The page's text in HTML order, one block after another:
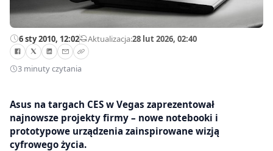
6 sty 2010, 12:02—Aktualizacja:28 lut 2026, 02:40
3 minuty czytania
Asus na targach CES w Vegas zaprezentował
najnowsze projekty firmy – nowe notebooki i
prototypowe urządzenia zainspirowane wizją
cyfrowego życia.